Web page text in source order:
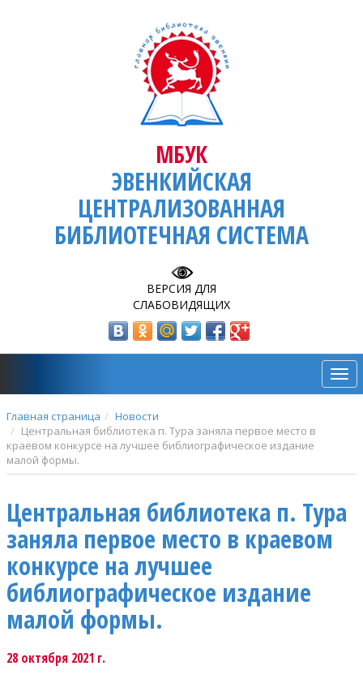
МБУК
ЭВЕНКИЙСКАЯ
ЦЕНТРАЛИЗОВАННАЯ
БИБЛИОТЕЧНАЯ СИСТЕМА
ВЕРСИЯ ДЛЯ
СЛАБОВИДЯЩИХ
Главная страница
Новости
Центральная библиотека п. Тура заняла первое место в
краевом конкурсе на лучшее библиографическое издание
малой формы.
Центральная библиотека п. Тура
заняла первое место в краевом
конкурсе на лучшее
библиографическое издание
малой формы.
28 октября 2021 г.